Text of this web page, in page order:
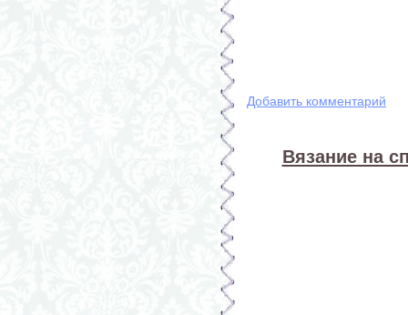
Добавить комментарий
Вязание на